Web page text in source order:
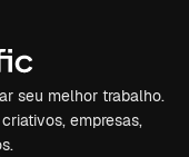
seu melhor trabalho.
empresas,